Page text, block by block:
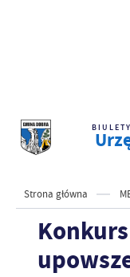
Strona główna